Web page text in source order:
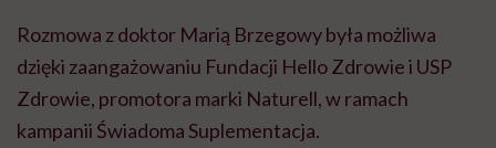
Rozmowa z doktor Marią Brzegowy była możliwa
dzięki zaangażowaniu Fundacji Hello Zdrowie i USP
Zdrowie, promotora marki Naturell, w ramach
kampanii Świadoma Suplementacja.